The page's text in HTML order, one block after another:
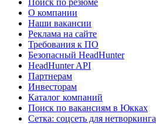
О компании
Наши вакансии
Реклама на сайте
Требования к ПО
Безопасный HeadHunter
HeadHunter API
Партнерам
Инвесторам
Каталог компаний
Поиск по вакансиям в Юкках
Сетка: соцсеть для нетворкинга